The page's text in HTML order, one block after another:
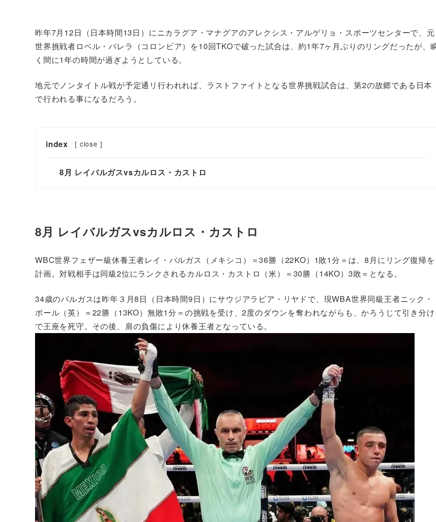
昨年7月12日（日本時間13日）にニカラグア・マナグアのアレクシス・アルゲリョ・スポーツセンターで、元
世界挑戦者ロベル・バレラ（コロンビア）を10回TKOで破った試合は、約1年7ヶ月ぶりのリングだったが、
く間に1年の時間が過ぎようとしている。
地元でノンタイトル戦が予定通リ行われれば、ラストファイトとなる世界挑戦試合は、第2の故郷である日本
で行われる事になるだろう。
index [ close ]
8月 レイバルガスvsカルロス・カストロ
8月 レイバルガスvsカルロス・カストロ
WBC世界フェザー級休養王者レイ・バルガス（メキシコ）＝36勝（22KO）1敗1分＝は、8月にリング復帰を
計画。対戦相手は同級2位にランクされるカルロス・カストロ（米）＝30勝（14KO）3敗＝となる。
34歳のバルガスは昨年３月8日（日本時間9日）にサウジアラビア・リヤドで、現WBA世界同級王者ニック・
ボール（英）＝22勝（13KO）無敗1分＝の挑戦を受け、2度のダウンを奪われながらも、かろうじて引き分け
で王座を死守。その後、肩の負傷により休養王者となっている。